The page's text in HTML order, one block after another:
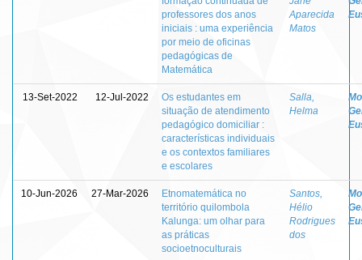
professores dos anos
iniciais : uma experiência
por meio de oficinas
pedagógicas de
Matemática
Aparecida
Matos
13-Set-2022 12-Jul-2022
Os estudantes em
situação de atendimento
pedagógico domiciliar :
características individuais
e os contextos familiares
e escolares
Salla,
Helma
10-Jun-2026 27-Mar-2026
Etnomatemática no
território quilombola
Kalunga: um olhar para
as práticas
socioetnoculturais
Santos,
Hélio
Rodrigues
dos